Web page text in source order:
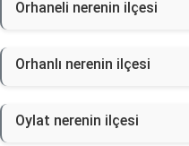
Orhaneli nerenin ilçesi
Orhanlı nerenin ilçesi
Oylat nerenin ilçesi